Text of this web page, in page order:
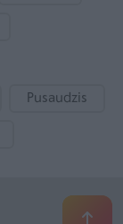
Pusaudzis